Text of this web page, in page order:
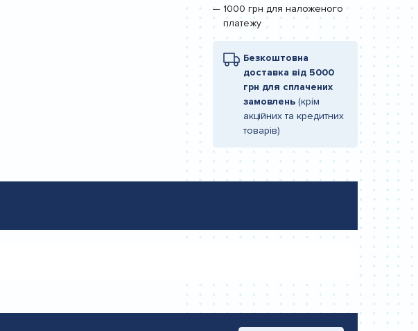
1000 грн для наложеного
платежу
Безкоштовна
доставка від 5000
грн для сплачених
замовлень (крім
акційних та кредитних
товарів)